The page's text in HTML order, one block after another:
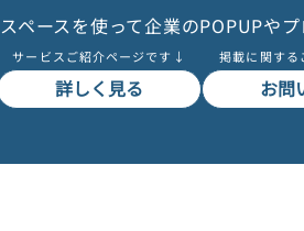
スペースを使って企業のPOPUPや
サービスご紹介ページです↓
詳しく見る
掲載に関す
お問